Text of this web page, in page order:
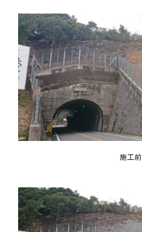
施工前